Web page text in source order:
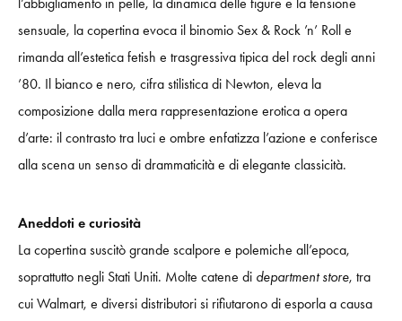
sensuale, la copertina evoca il binomio Sex & Rock ’n’ Roll e
rimanda all’estetica fetish e trasgressiva tipica del rock degli anni
’80. Il bianco e nero, cifra stilistica di Newton, eleva la
composizione dalla mera rappresentazione erotica a opera
d’arte: il contrasto tra luci e ombre enfatizza l’azione e conferisce
alla scena un senso di drammaticità e di elegante classicità.
Aneddoti e curiosità
La copertina suscitò grande scalpore e polemiche all’epoca,
soprattutto negli Stati Uniti. Molte catene di department store, tra
cui Walmart, e diversi distributori si rifiutarono di esporla a causa